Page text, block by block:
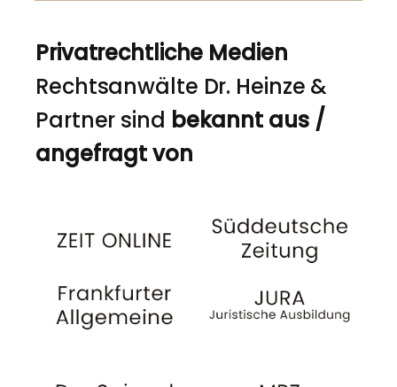
Privatrechtliche Medien
Rechtsanwälte Dr. Heinze &
Partner sind bekannt aus /
angefragt von